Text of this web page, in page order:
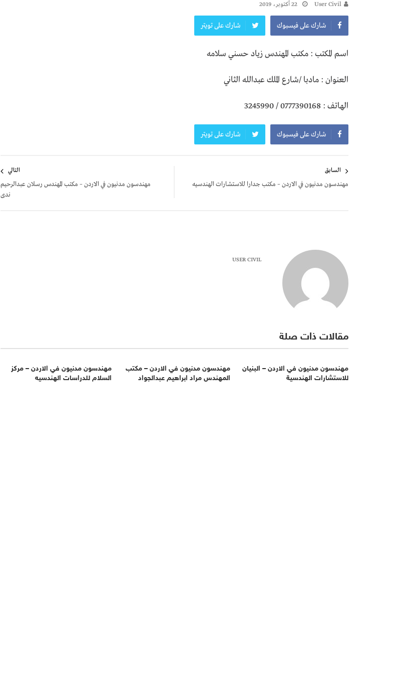
User Civil 22 أكتوبر، 2019
شارك على فيسبوك شارك على تويتر
اسم المكتب : مكتب المهندس زياد حسني سلامه
العنوان : مادبا /شارع الملك عبدالله الثاني
الهاتف : 0777390168 / 3245990
شارك على فيسبوك شارك على تويتر
المقالات
السابق
مهندسون مدنيون في الاردن – مكتب جدارا للاستشارات الهندسيه
التالي
مهندسون مدنيون في الاردن – مكتب المهندس رسلان عبدالرحيم
ندى
USER CIVIL
مقالات ذات صلة
مهندسون مدنيون في الاردن – البنيان
للاستشارات الهندسية
مهندسون مدنيون في الاردن – مكتب
المهندس مراد ابراهيم عبدالجواد
مهندسون مدنيون في الاردن – مركز
السلام للدراسات الهندسيه